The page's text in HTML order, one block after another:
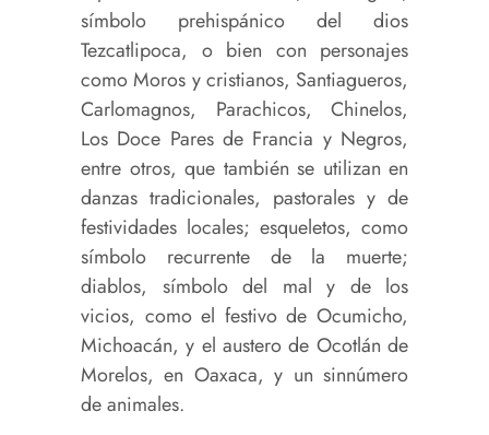
símbolo prehispánico del dios
Tezcatlipoca, o bien con personajes
como Moros y cristianos, Santiagueros,
Carlomagnos, Parachicos, Chinelos,
Los Doce Pares de Francia y Negros,
entre otros, que también se utilizan en
danzas tradicionales, pastorales y de
festividades locales; esqueletos, como
símbolo recurrente de la muerte;
diablos, símbolo del mal y de los
vicios, como el festivo de Ocumicho,
Michoacán, y el austero de Ocotlán de
Morelos, en Oaxaca, y un sinnúmero
de animales.